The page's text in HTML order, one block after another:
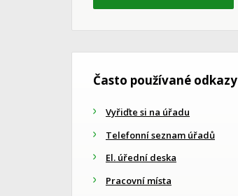
Často používané odkazy
Vyřiďte si na úřadu
Telefonní seznam úřadů
El. úřední deska
Pracovní místa